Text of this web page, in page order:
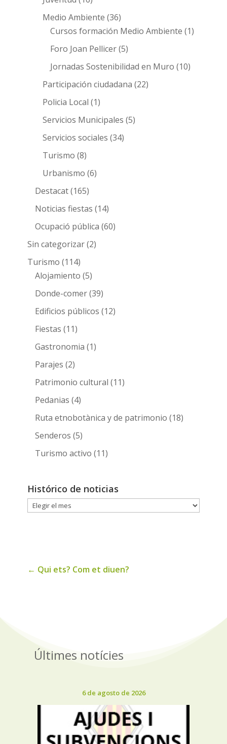
Medio Ambiente (36)
Cursos formación Medio Ambiente (1)
Foro Joan Pellicer(5)
Jornadas Sostenibilidad en Muro (10)
Participación ciudadana (22)
Policia Local (1)
Servicios Municipales (5)
Servicios sociales (34)
Turismo (8)
Urbanismo (6)
Destacat(165)
Noticias fiestas (14)
Ocupació pública (60)
Sin categorizar(2)
Turismo (114)
Alojamiento (5)
Donde-comer(39)
Edificios públicos (12)
Fiestas (11)
Gastronomia (1)
Parajes (2)
Patrimonio cultural (11)
Pedanias (4)
Ruta etnobotànica y de patrimonio (18)
Senderos (5)
Turismo activo (11)
Histórico de noticias
Histórico
← Qui ets? Com et diuen?
Últimes notícies
6 de agosto de 2026